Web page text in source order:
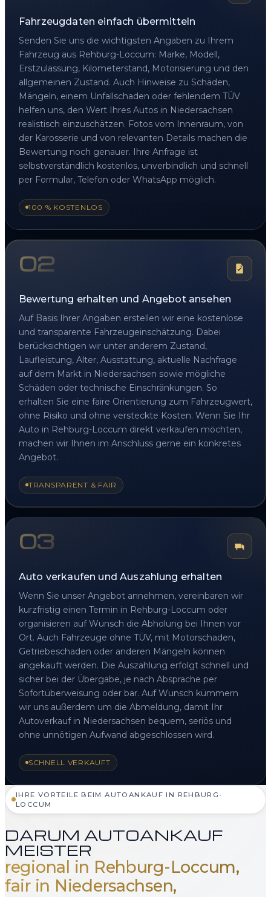
Fahrzeugdaten einfach übermitteln
Senden Sie uns die wichtigsten Angaben zu Ihrem
Fahrzeug aus Rehburg-Loccum: Marke, Modell,
Erstzulassung, Kilometerstand, Motorisierung und den
allgemeinen Zustand. Auch Hinweise zu Schäden,
Mängeln, einem Unfallschaden oder fehlendem TÜV
helfen uns, den Wert Ihres Autos in Niedersachsen
realistisch einzuschätzen. Fotos vom Innenraum, von
der Karosserie und von relevanten Details machen die
Bewertung noch genauer. Ihre Anfrage ist
selbstverständlich kostenlos, unverbindlich und schnell
per Formular, Telefon oder WhatsApp möglich.
100 % KOSTENLOS
02
Bewertung erhalten und Angebot ansehen
Auf Basis Ihrer Angaben erstellen wir eine kostenlose
und transparente Fahrzeugeinschätzung. Dabei
berücksichtigen wir unter anderem Zustand,
Laufleistung, Alter, Ausstattung, aktuelle Nachfrage
auf dem Markt in Niedersachsen sowie mögliche
Schäden oder technische Einschränkungen. So
erhalten Sie eine faire Orientierung zum Fahrzeugwert,
ohne Risiko und ohne versteckte Kosten. Wenn Sie Ihr
Auto in Rehburg-Loccum direkt verkaufen möchten,
machen wir Ihnen im Anschluss gerne ein konkretes
Angebot.
TRANSPARENT & FAIR
03
Auto verkaufen und Auszahlung erhalten
Wenn Sie unser Angebot annehmen, vereinbaren wir
kurzfristig einen Termin in Rehburg-Loccum oder
organisieren auf Wunsch die Abholung bei Ihnen vor
Ort. Auch Fahrzeuge ohne TÜV, mit Motorschaden,
Getriebeschaden oder anderen Mängeln können
angekauft werden. Die Auszahlung erfolgt schnell und
sicher bei der Übergabe, je nach Absprache per
Sofortüberweisung oder bar. Auf Wunsch kümmern
wir uns außerdem um die Abmeldung, damit Ihr
Autoverkauf in Niedersachsen bequem, seriös und
ohne unnötigen Aufwand abgeschlossen wird.
SCHNELL VERKAUFT
IHRE VORTEILE BEIM AUTOANKAUF IN REHBURG-
LOCCUM
DARUM AUTOANKAUF
MEISTER
regional in Rehburg-Loccum,
fair in Niedersachsen,